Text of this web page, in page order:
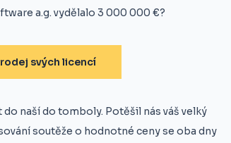
a.g. vydělalo 3 000 000 €?
svých licencí
naší do tomboly. Potěšil nás váš velký
soutěže o hodnotné ceny se oba dny